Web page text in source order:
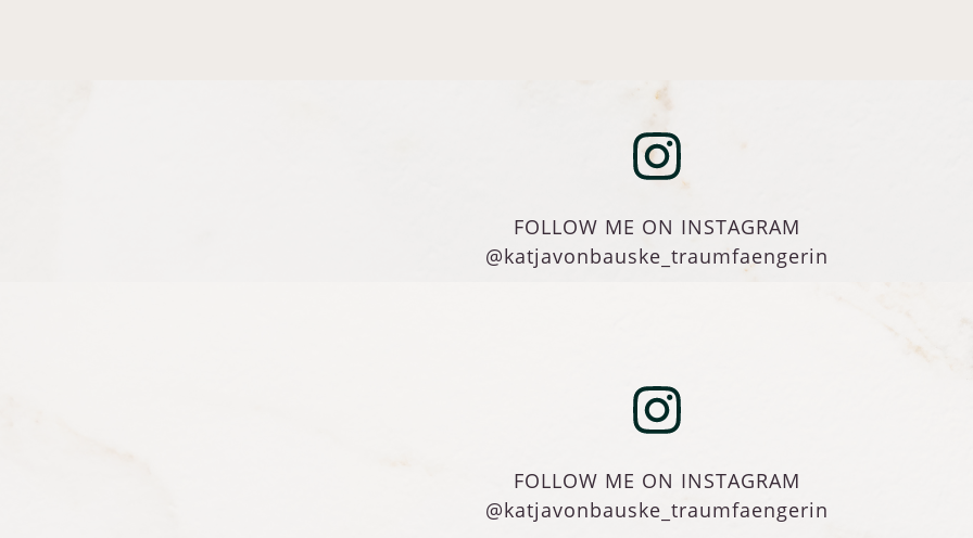
FOLLOW ME ON INSTAGRAM
@katjavonbauske_traumfaengerin
FOLLOW ME ON INSTAGRAM
@katjavonbauske_traumfaengerin